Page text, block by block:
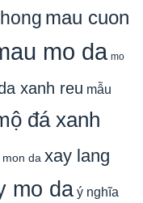
mau cuon
mo da mo
xanh reu mẫu
đá xanh
mon da xay lang
mo da ý nghĩa